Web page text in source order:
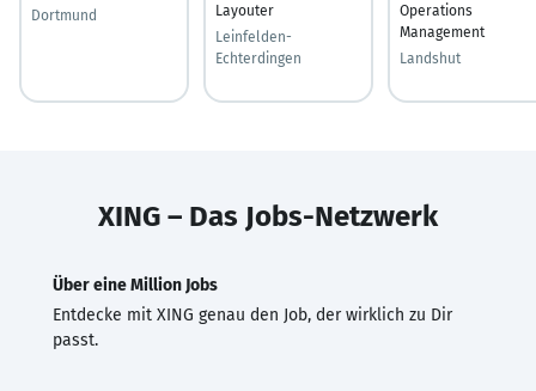
Dortmund
Layouter
Leinfelden-
Echterdingen
Operations
Management
Landshut
XING – Das Jobs-Netzwerk
Über eine Million Jobs
Entdecke mit XING genau den Job, der wirklich zu Dir
passt.